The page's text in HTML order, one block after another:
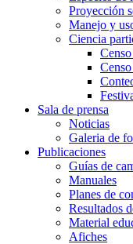
Proyección
Manejo y
Ciencia
Sala de prensa
Noticias
Galeria de
Publicaciones
Guías de
Manuales
Planes de
Resultados
Material
Afiches